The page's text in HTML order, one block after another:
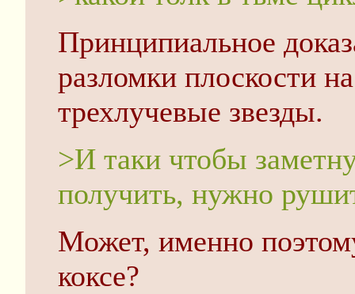
Принципиальное
разломки плоскости
трехлучевые звезды.
>И таки чтобы
получить, нужно
Может, именно
коксе?